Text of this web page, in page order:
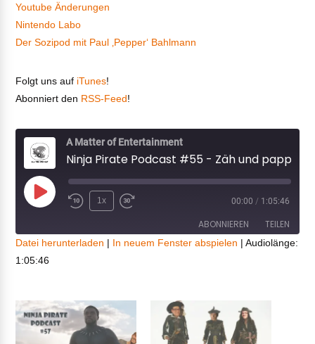
Youtube Änderungen
Nintendo Labo
Der Sozipod mit Paul ‚Pepper‘ Bahlmann
Folgt uns auf iTunes!
Abonniert den RSS-Feed!
A Matter of Entertainment
Ninja Pirate Podcast #55 - Zäh und pappig
Play
1x 00:00 / 1:05:46
ABONNIEREN TEILEN
TEILEN
EMBED
Datei herunterladen | In neuem Fenster abspielen |Audiolänge:
1:05:46